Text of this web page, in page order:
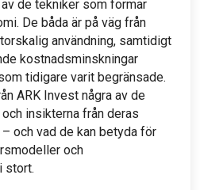
de tekniker som formar
De båda är på väg från
användning, samtidigt
kostnadsminskningar
tidigare varit begränsade.
ARK Invest några av de
insikterna från deras
och vad de kan betyda för
och
stort.